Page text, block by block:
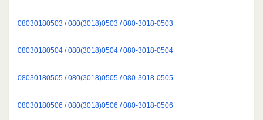
08030180503 / 080(3018)0503 / 080-3018-0503
08030180504 / 080(3018)0504 / 080-3018-0504
08030180505 / 080(3018)0505 / 080-3018-0505
08030180506 / 080(3018)0506 / 080-3018-0506